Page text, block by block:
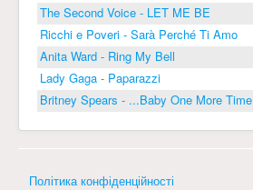
The Second Voice - LET ME BE
Ricchi e Poveri - Sarà Perché Ti Amo
Anita Ward - Ring My Bell
Lady Gaga - Paparazzi
Britney Spears - ...Baby One More Time
Політика конфіденційності